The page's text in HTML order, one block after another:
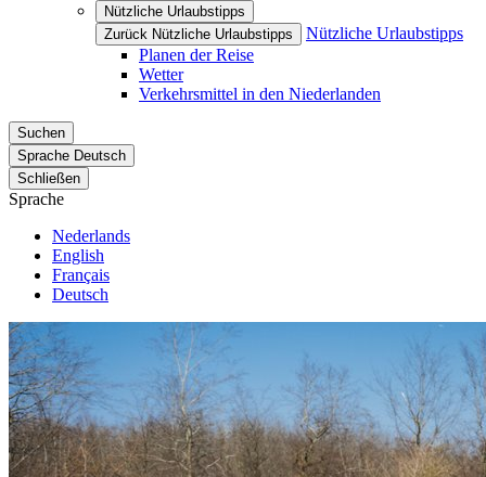
Nützliche Urlaubstipps
Zurück Nützliche Urlaubstipps
Nützliche Urlaubstipps
Planen der Reise
Wetter
Verkehrsmittel in den Niederlanden
Suchen
Sprache Deutsch
Schließen
Sprache
Nederlands
English
Français
Deutsch